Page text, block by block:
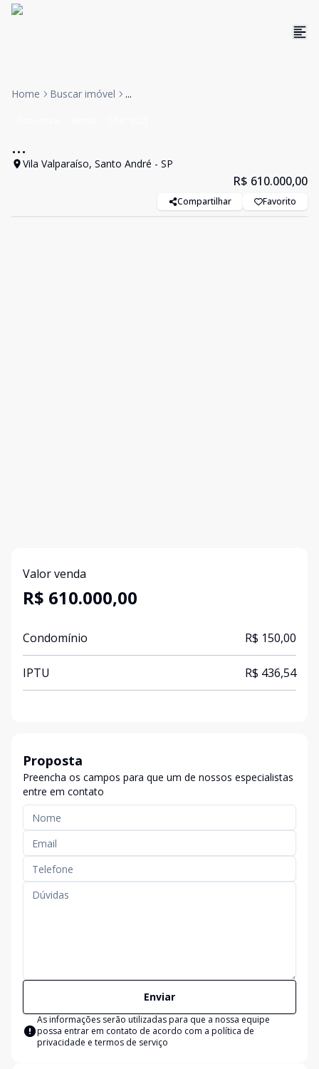
Home Buscar imóvel ...
...
Vila Valparaíso, Santo André - SP
R$ 610.000,00
Compartilhar Favorito
Valor venda
R$ 610.000,00
Condomínio R$ 150,00
IPTU R$ 436,54
Proposta
Preencha os campos para que um de nossos especialistas
entre em contato
Enviar
As informações serão utilizadas para que a nossa equipe
possa entrar em contato de acordo com a política de
privacidade e termos de serviço